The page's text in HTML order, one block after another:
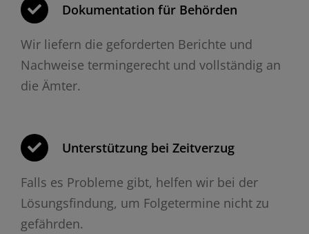
Dokumentation für Behörden
Wir liefern die geforderten Berichte und
Nachweise termingerecht und vollständig an
die Ämter.
Unterstützung bei Zeitverzug
Falls es Probleme gibt, helfen wir bei der
Lösungsfindung, um Folgetermine nicht zu
gefährden.